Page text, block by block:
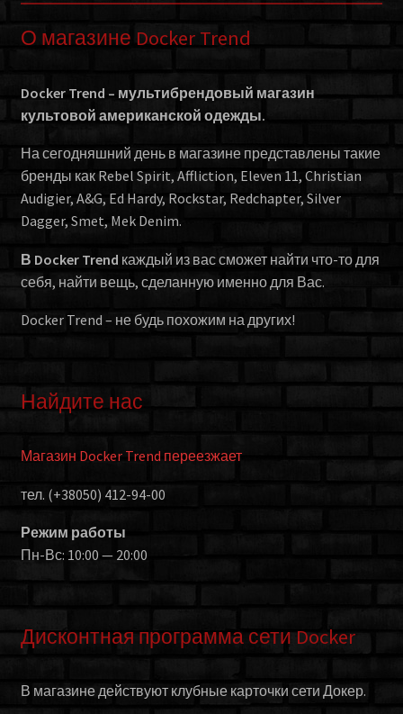
О магазине Docker Trend
Docker Trend – мультибрендовый магазин
культовой американской одежды.
На сегодняшний день в магазине представлены такие
бренды как Rebel Spirit, Affliction, Eleven 11, Christian
Audigier, A&G, Ed Hardy, Rockstar, Redchapter, Silver
Dagger, Smet, Mek Denim.
В Docker Trend каждый из вас сможет найти что-то для
себя, найти вещь, сделанную именно для Вас.
Docker Trend – не будь похожим на других!
Найдите нас
Магазин Docker Trend переезжает
тел. (+38050) 412-94-00
Режим работы
Пн-Вс: 10:00 — 20:00
Дисконтная программа сети Docker
В магазине действуют клубные карточки сети Докер.